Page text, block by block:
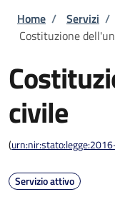
Briciole
Home / Servizi /
Costituzione
civile
(
Servizio attivo